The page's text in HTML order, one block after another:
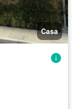
Casa